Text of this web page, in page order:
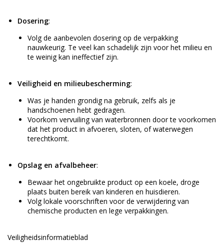
Dosering:
Volg de aanbevolen dosering op de verpakking
nauwkeurig. Te veel kan schadelijk zijn voor het milieu en
te weinig kan ineffectief zijn.
Veiligheid en milieubescherming:
Was je handen grondig na gebruik, zelfs als je
handschoenen hebt gedragen.
Voorkom vervuiling van waterbronnen door te voorkomen
dat het product in afvoeren, sloten, of waterwegen
terechtkomt.
Opslag en afvalbeheer:
Bewaar het ongebruikte product op een koele, droge
plaats buiten bereik van kinderen en huisdieren.
Volg lokale voorschriften voor de verwijdering van
chemische producten en lege verpakkingen.
Veiligheidsinformatieblad